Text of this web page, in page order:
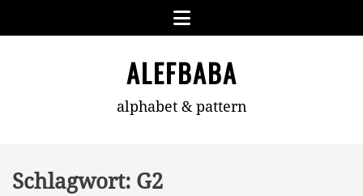
Menu
ALEFBABA
alphabet & pattern
Schlagwort: G2